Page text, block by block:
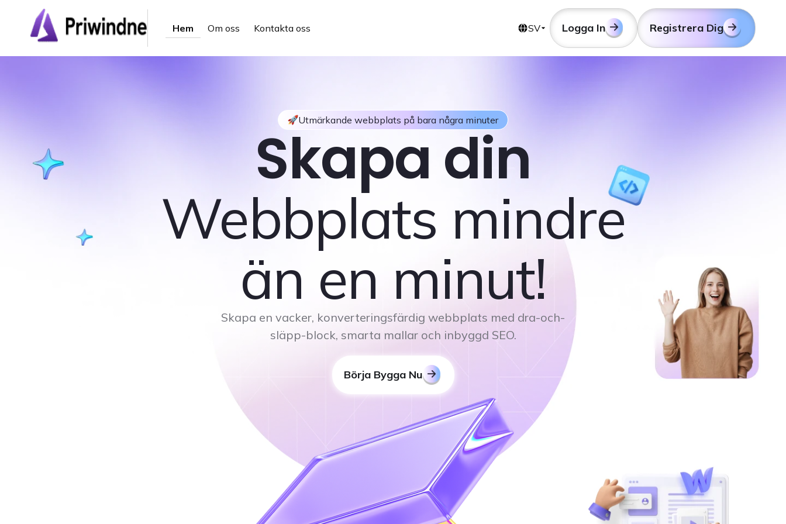
Hem Om oss Kontakta oss SV Logga In Registrera Dig
Utmärkande webbplats på bara några minuter
Skapa din
Webbplats mindre
än en minut!
Skapa en vacker, konverteringsfärdig webbplats med dra-och-
släpp-block, smarta mallar och inbyggd SEO.
Börja Bygga Nu